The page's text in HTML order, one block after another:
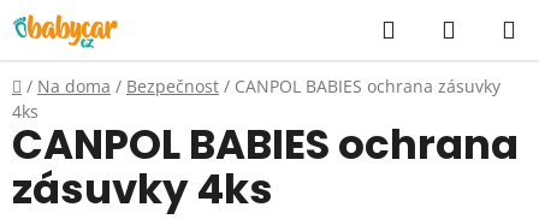
Přejít
na
obsah
Hledat
KOŠÍK
Domů
/ Na doma / Bezpečnost / CANPOL BABIES ochrana zásuvky
4ks
CANPOL BABIES ochrana
zásuvky 4ks